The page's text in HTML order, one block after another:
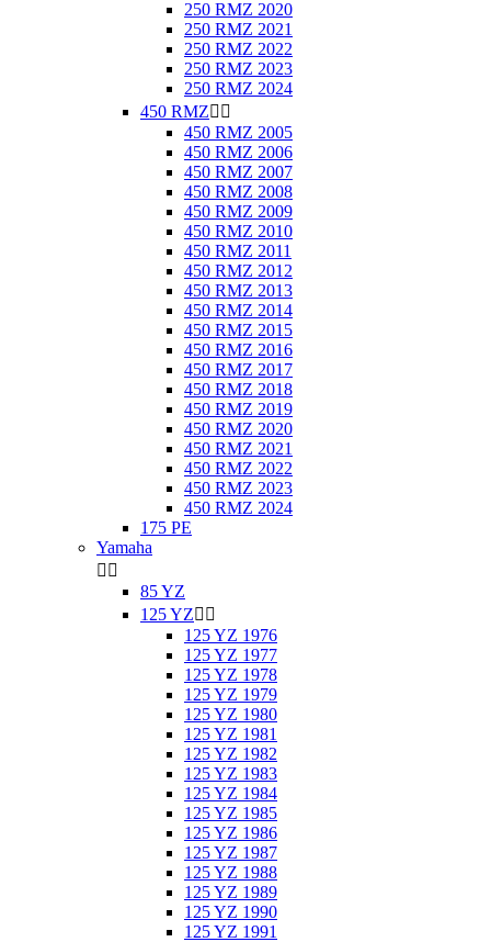
250 RMZ 2020
250 RMZ 2021
250 RMZ 2022
250 RMZ 2023
250 RMZ 2024
450 RMZ 
450 RMZ 2005
450 RMZ 2006
450 RMZ 2007
450 RMZ 2008
450 RMZ 2009
450 RMZ 2010
450 RMZ 2011
450 RMZ 2012
450 RMZ 2013
450 RMZ 2014
450 RMZ 2015
450 RMZ 2016
450 RMZ 2017
450 RMZ 2018
450 RMZ 2019
450 RMZ 2020
450 RMZ 2021
450 RMZ 2022
450 RMZ 2023
450 RMZ 2024
175 PE
Yamaha
 
85 YZ
125 YZ 
125 YZ 1976
125 YZ 1977
125 YZ 1978
125 YZ 1979
125 YZ 1980
125 YZ 1981
125 YZ 1982
125 YZ 1983
125 YZ 1984
125 YZ 1985
125 YZ 1986
125 YZ 1987
125 YZ 1988
125 YZ 1989
125 YZ 1990
125 YZ 1991